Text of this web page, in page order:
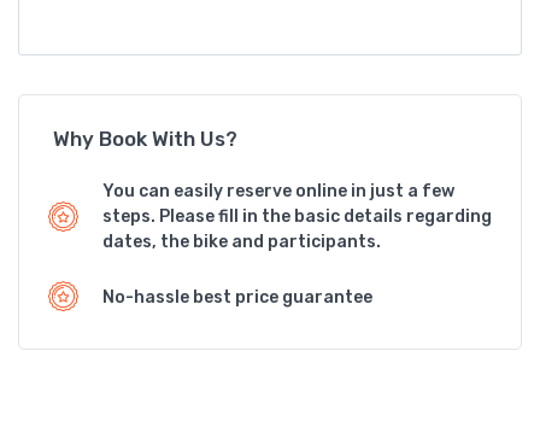
Why Book With Us?
You can easily reserve online in just a few
steps. Please fill in the basic details regarding
dates, the bike and participants.
No-hassle best price guarantee